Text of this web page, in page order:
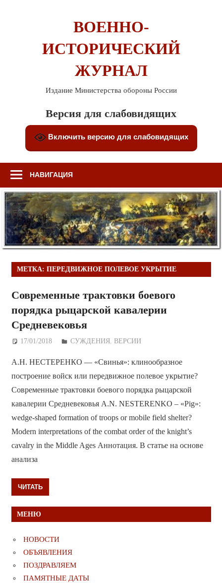
ВОЕННО-
ИСТОРИЧЕСКИЙ
ЖУРНАЛ
Издание Министерства обороны России
Версия для слабовидящих
Включить версию для слабовидящих
НАВИГАЦИЯ
МЕТКА: ПЕРЕДВИЖНОЕ ПОЛЕВОЕ УКРЫТИЕ
Современные трактовки боевого
порядка рыцарской кавалерии
Средневековья
17/01/2018 Дежурный по Редакции
СУЖДЕНИЯ. ВЕРСИИ
А.Н. НЕСТЕРЕНКО — «Свинья»: клинообразное
построение войск или передвижное полевое укрытие?
Современные трактовки боевого порядка рыцарской
кавалерии Средневековья A.N. NESTERENKO – «Pig»:
wedge-shaped formation of troops or mobile field shelter?
Modern interpretations of the combat order of the knight’s
cavalry in the Middle Ages Аннотация. В статье на основе
анализа
ЧИТАТЬ
МЕНЮ
НОВОСТИ
ОБЪЯВЛЕНИЯ
ПОЗДРАВЛЯЕМ
ПАМЯТНЫЕ ДАТЫ